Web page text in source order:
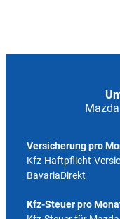
Versicherung pro
Kfz-Haftpflicht-
BavariaDirekt
Kfz-Steuer pro